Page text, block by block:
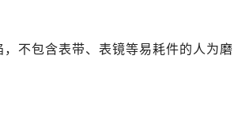
）
前预约）
前预约）
不包含表带、表镜等易耗件的人为磨